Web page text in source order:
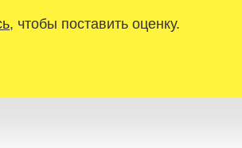
, чтобы поставить оценку.